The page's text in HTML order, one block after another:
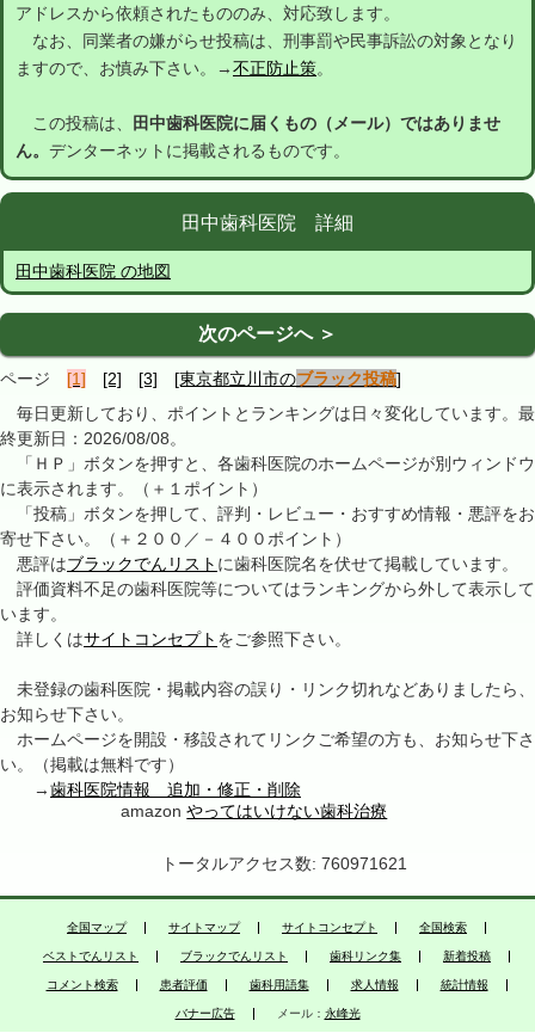
アドレスから依頼されたもののみ、対応致します。
なお、同業者の嫌がらせ投稿は、刑事罰や民事訴訟の対象となり
ますので、お慎み下さい。→不正防止策。
この投稿は、
田中歯科医院に届くもの（メール）ではありませ
ん。 デンターネットに掲載されるものです。
田中歯科医院 詳細
田中歯科医院 の地図
次のページへ ＞
ページ [1] [2] [3] [東京都立川市のブラック投稿]
毎日更新しており、ポイントとランキングは日々変化しています。最
終更新日：2026/08/08。
「ＨＰ」ボタンを押すと、各歯科医院のホームページが別ウィンドウ
に表示されます。（＋１ポイント）
「投稿」ボタンを押して、評判・レビュー・おすすめ情報・悪評をお
寄せ下さい。（＋２００／－４００ポイント）
悪評はブラックでんリスト に歯科医院名を伏せて掲載しています。
評価資料不足の歯科医院等についてはランキングから外して表示して
います。
詳しくはサイトコンセプト をご参照下さい。
未登録の歯科医院・掲載内容の誤り・リンク切れなどありましたら、
お知らせ下さい。
ホームページを開設・移設されてリンクご希望の方も、お知らせ下さ
い。（掲載は無料です）
→歯科医院情報 追加・修正・削除
amazonやってはいけない歯科治療
トータルアクセス数: 760971621
全国マップ サイトマップ サイトコンセプト 全国検索
ベストでんリスト ブラックでんリスト 歯科リンク集 新着投稿
コメント検索 患者評価 歯科用語集 求人情報 統計情報
バナー広告 メール： 永峰光